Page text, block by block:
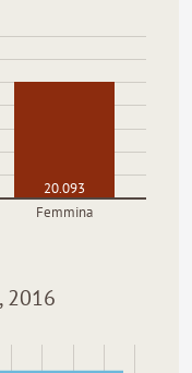
Femmina
20.093
2016